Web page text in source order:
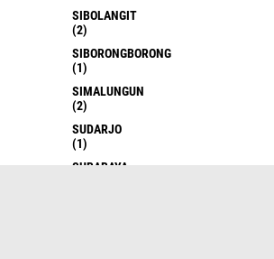
SIBOLANGIT
(2)
SIBORONGBORONG
(1)
SIMALUNGUN
(2)
SUDARJO
(1)
SURABAYA